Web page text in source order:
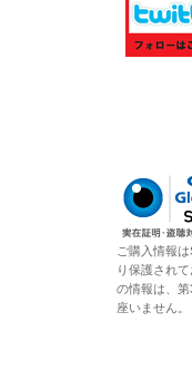
ご購入情報
り保護され
の情報は、
座いません。